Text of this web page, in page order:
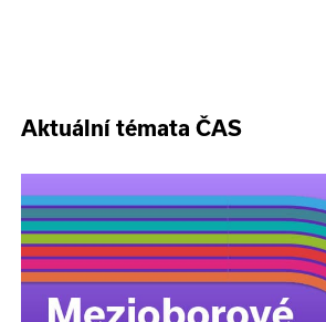
Aktuální témata ČAS